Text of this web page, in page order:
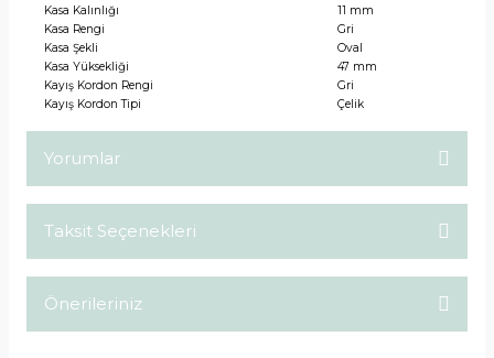
Kasa Kalınlığı
11 mm
Kasa Rengi
Gri
Kasa Şekli
Oval
Kasa Yüksekliği
47 mm
Kayış Kordon Rengi
Gri
Kayış Kordon Tipi
Çelik
Yorumlar
Taksit Seçenekleri
Önerileriniz